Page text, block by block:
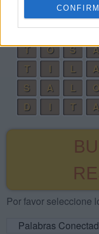
CONFIRM
A
D
L
O A
S
T
O S
A
T
I L
A
S
A L
O
D
T A
Por favor seleccione
Palabras